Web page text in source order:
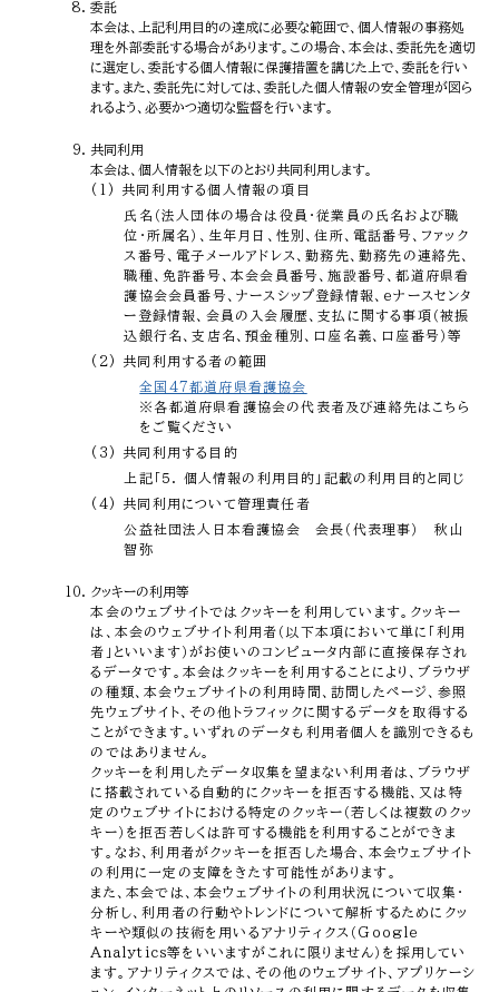
委託
本会は、上記利用目的の達成に必要な範囲で、個人情報の事務処
理を外部委託する場合があります。この場合、本会は、委託先を適切
に選定し、委託する個人情報に保護措置を講じた上で、委託を行い
ます。また、委託先に対しては、委託した個人情報の安全管理が図ら
れるよう、必要かつ適切な監督を行います。
共同利用
本会は、個人情報を以下のとおり共同利用します。
(1) 共同利用する個人情報の項目
氏名（法人団体の場合は役員・従業員の氏名および職
位・所属名）、生年月日、性別、住所、電話番号、ファック
ス番号、電子メールアドレス、勤務先、勤務先の連絡先、
職種、免許番号、本会会員番号、施設番号、都道府県看
護協会会員番号、ナースシップ登録情報、eナースセンタ
ー登録情報、会員の入会履歴、支払に関する事項（被振
込銀行名、支店名、預金種別、口座名義、口座番号）等
(2) 共同利用する者の範囲
全国47都道府県看護協会
※各都道府県看護協会の代表者及び連絡先はこちら
をご覧ください
(3) 共同利用する目的
上記「５. 個人情報の利用目的」記載の利用目的と同じ
(4) 共同利用について管理責任者
公益社団法人日本看護協会 会長（代表理事） 秋山
智弥
クッキーの利用等
本会のウェブサイトではクッキーを利用しています。クッキー
は、本会のウェブサイト利用者（以下本項において単に「利用
者」といいます）がお使いのコンピュータ内部に直接保存され
るデータです。本会はクッキーを利用することにより、ブラウザ
の種類、本会ウェブサイトの利用時間、訪問したページ、参照
先ウェブサイト、その他トラフィックに関するデータを取得する
ことができます。いずれのデータも利用者個人を識別できるも
のではありません。
クッキーを利用したデータ収集を望まない利用者は、ブラウザ
に搭載されている自動的にクッキーを拒否する機能、又は特
定のウェブサイトにおける特定のクッキー（若しくは複数のクッ
キー）を拒否若しくは許可する機能を利用することができま
す。なお、利用者がクッキーを拒否した場合、本会ウェブサイト
の利用に一定の支障をきたす可能性があります。
また、本会では、本会ウェブサイトの利用状況について収集・
分析し、利用者の行動やトレンドについて解析するためにクッ
キーや類似の技術を用いるアナリティクス（Google
Analytics等をいいますがこれに限りません）を採用してい
ます。アナリティクスでは、その他のウェブサイト、アプリケーシ